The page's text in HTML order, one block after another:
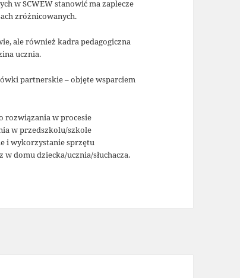
w SCWEW stanowić ma zaplecze
zróżnicowanych.
ale również kadra pedagogiczna
ucznia.
partnerskie – objęte wsparciem
rozwiązania w procesie
w przedszkolu/szkole
i wykorzystanie sprzętu
domu dziecka/ucznia/słuchacza.